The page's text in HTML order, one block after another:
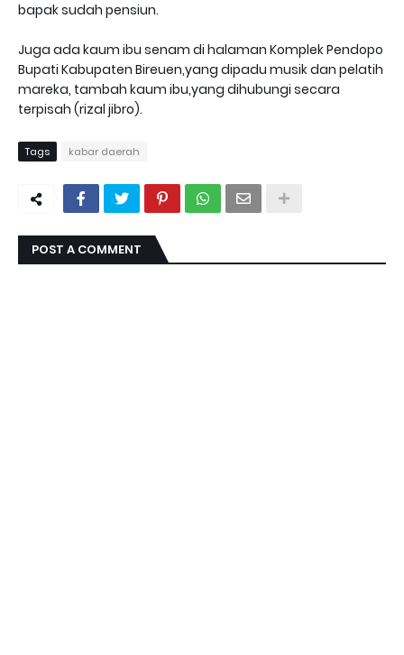
bapak sudah pensiun.
Juga ada kaum ibu senam di halaman Komplek Pendopo
Bupati Kabupaten Bireuen,yang dipadu musik dan pelatih
mareka, tambah kaum ibu,yang dihubungi secara
terpisah (rizal jibro).
Tags kabar daerah
POST A COMMENT